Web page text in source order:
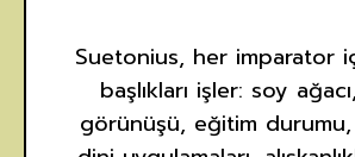
Suetonius, her imparator
başlıkları işler: soy
görünüşü, eğitim